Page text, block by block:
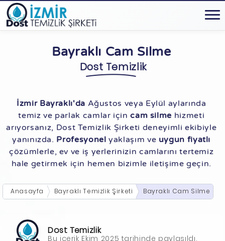
Bayraklı Cam Silme
Dost Temizlik
İzmir Bayraklı'da Ağustos veya Eylül aylarında
temiz ve parlak camlar içincam silme hizmeti
arıyorsanız, Dost Temizlik Şirketi deneyimli ekibiyle
yanınızda. Profesyonel yaklaşım ve uygun fiyatlı
çözümlerle, ev ve iş yerlerinizin camlarını tertemiz
hale getirmek için hemen bizimle iletişime geçin.
Anasayfa Bayraklı Temizlik Şirketi Bayraklı Cam Silme
Dost Temizlik
Bu içerik Ekim 2025 tarihinde paylaşıldı.